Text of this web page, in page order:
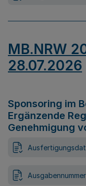
MB.NRW
28.07.2026
Sponsoring im
Ergänzende
Genehmigung
Ausgabennummer